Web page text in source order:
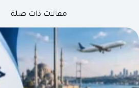
مقالات ذات صلة